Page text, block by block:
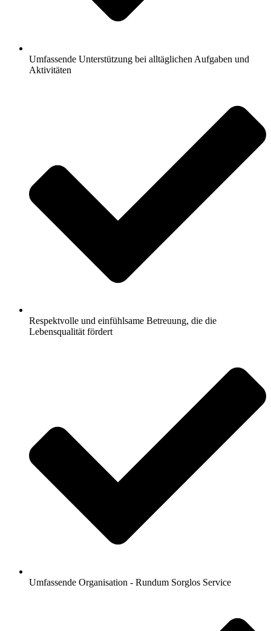
Umfassende Unterstützung bei alltäglichen Aufgaben und
Aktivitäten
Respektvolle und einfühlsame Betreuung, die die
Lebensqualität fördert
Umfassende Organisation - Rundum Sorglos Service